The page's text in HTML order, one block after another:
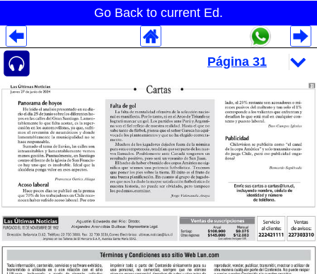
Go Back to current Ed.
Despliegues Analytics
Despliegues Totales
Despliegues por Rubros